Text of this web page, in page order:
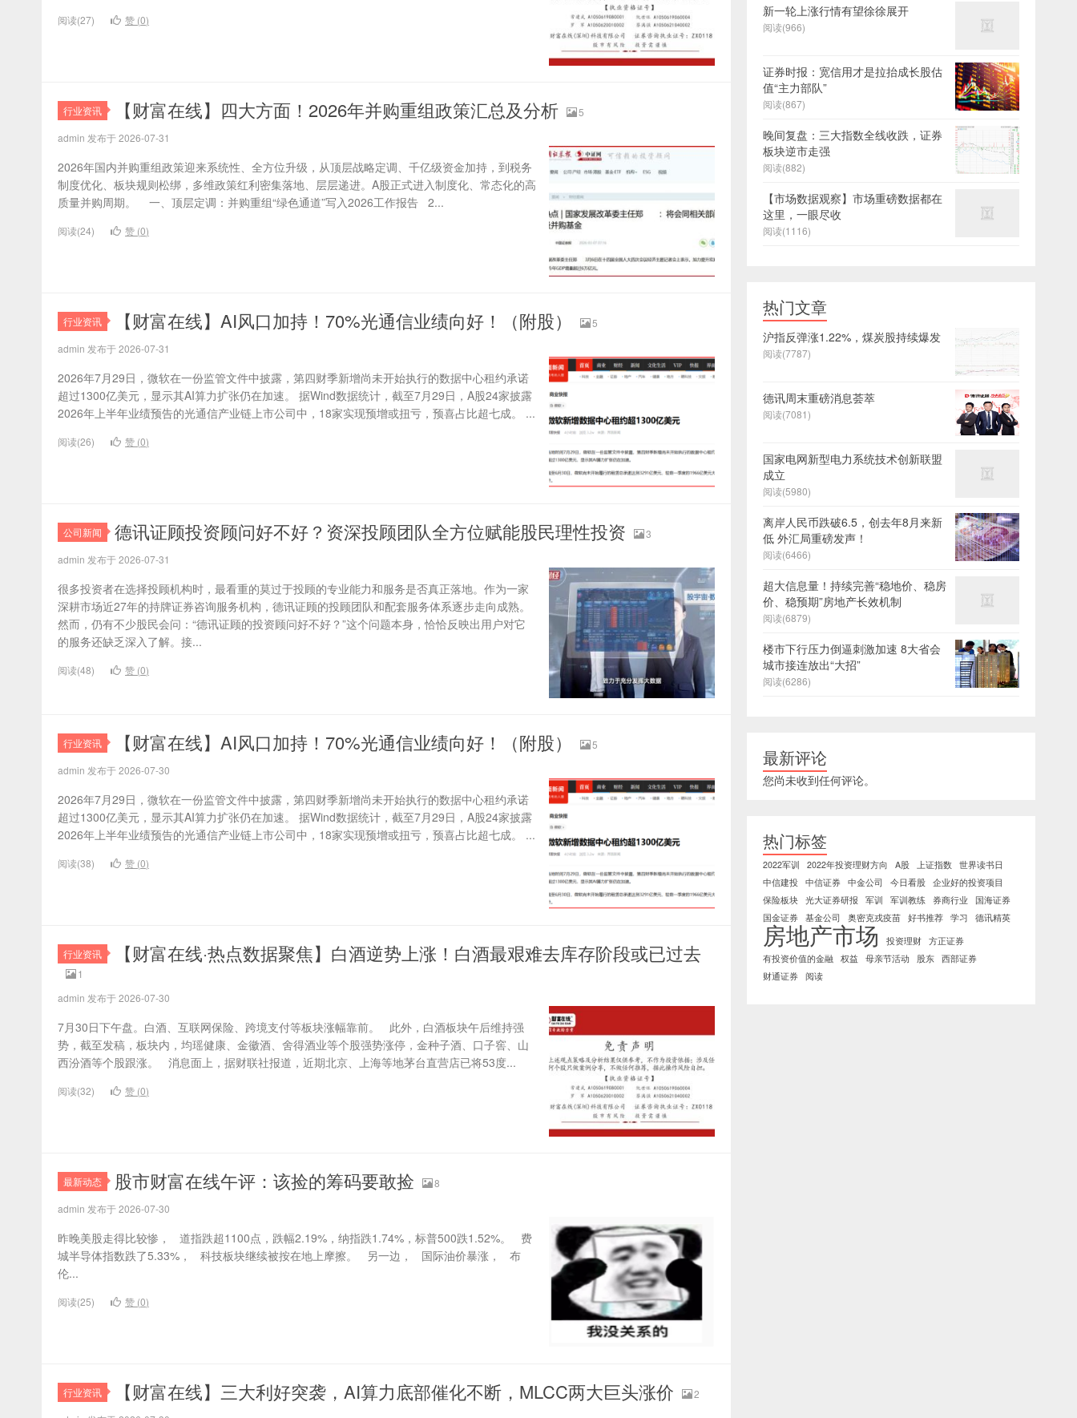
阅读(27) 赞 (0)
行业资讯 【财富在线】四大方面！2026年并购重组政策汇总及分析
5
admin 发布于 2026-07-31
2026年国内并购重组政策迎来系统性、全方位升级，从顶层战略定调、千亿级资金加持，到税务
制度优化、板块规则松绑，多维政策红利密集落地、层层递进。A股正式进入制度化、常态化的高
质量并购周期。 ​ 一、顶层定调：并购重组“绿色通道”写入2026工作报告 2...
阅读(24) 赞 (0)
行业资讯 【财富在线】AI风口加持！70%光通信业绩向好！（附股）
5
admin 发布于 2026-07-31
2026年7月29日，微软在一份监管文件中披露，第四财季新增尚未开始执行的数据中心租约承诺
超过1300亿美元，显示其AI算力扩张仍在加速。 据Wind数据统计，截至7月29日，A股24家披露
2026年上半年业绩预告的光通信产业链上市公司中，18家实现预增或扭亏，预喜占比超七成。 ...
阅读(26) 赞 (0)
公司新闻 德讯证顾投资顾问好不好？资深投顾团队全方位赋能股民理性投资
3
admin 发布于 2026-07-31
很多投资者在选择投顾机构时，最看重的莫过于投顾的专业能力和服务是否真正落地。作为一家
深耕市场近27年的持牌证券咨询服务机构，德讯证顾的投顾团队和配套服务体系逐步走向成熟。
然而，仍有不少股民会问：“德讯证顾的投资顾问好不好？”这个问题本身，恰恰反映出用户对它
的服务还缺乏深入了解。接...
阅读(48) 赞 (0)
行业资讯 【财富在线】AI风口加持！70%光通信业绩向好！（附股）
5
admin 发布于 2026-07-30
2026年7月29日，微软在一份监管文件中披露，第四财季新增尚未开始执行的数据中心租约承诺
超过1300亿美元，显示其AI算力扩张仍在加速。 据Wind数据统计，截至7月29日，A股24家披露
2026年上半年业绩预告的光通信产业链上市公司中，18家实现预增或扭亏，预喜占比超七成。 ...
阅读(38) 赞 (0)
行业资讯 【财富在线·热点数据聚焦】白酒逆势上涨！白酒最艰难去库存阶段或已过去
1
admin 发布于 2026-07-30
7月30日下午盘。白酒、互联网保险、跨境支付等板块涨幅靠前。 此外，白酒板块午后维持强
势，截至发稿，板块内，均瑶健康、金徽酒、舍得酒业等个股强势涨停，金种子酒、口子窖、山
西汾酒等个股跟涨。 消息面上，据财联社报道，近期北京、上海等地茅台直营店已将53度...
阅读(32) 赞 (0)
最新动态 股市财富在线午评：该捡的筹码要敢捡
8
admin 发布于 2026-07-30
​昨晚美股走得比较惨， 道指跌超1100点，跌幅2.19%，纳指跌1.74%，标普500跌1.52%。 费
城半导体指数跌了5.33%， 科技板块继续被按在地上摩擦。 另一边， 国际油价暴涨， 布
伦...
阅读(25) 赞 (0)
行业资讯 【财富在线】三大利好突袭，AI算力底部催化不断，MLCC两大巨头涨价
2
新一轮上涨行情有望徐徐展开
阅读(966)
证券时报：宽信用才是拉抬成长股估
值“主力部队”
阅读(867)
晚间复盘：三大指数全线收跌，证券
板块逆市走强
阅读(882)
【市场数据观察】市场重磅数据都在
这里，一眼尽收
阅读(1116)
热门文章
沪指反弹涨1.22%，煤炭股持续爆发
阅读(7787)
德讯周末重磅消息荟萃
阅读(7081)
国家电网新型电力系统技术创新联盟
成立
阅读(5980)
离岸人民币跌破6.5，创去年8月来新
低 外汇局重磅发声！
阅读(6466)
超大信息量！持续完善“稳地价、稳房
价、稳预期”房地产长效机制
阅读(6879)
楼市下行压力倒逼刺激加速 8大省会
城市接连放出“大招”
阅读(6286)
最新评论
您尚未收到任何评论。
热门标签
2022军训 2022年投资理财方向 A股 上证指数 世界读书日
中信建投 中信证券 中金公司 今日看股 企业好的投资项目
保险板块 光大证券研报 军训 军训教练 券商行业
国海证券
国金证券 基金公司 奥密克戎疫苗 好书推荐 学习 德讯精英
房地产市场 投资理财 方正证券
有投资价值的金融 权益 母亲节活动 股东 西部证券
财通证券 阅读